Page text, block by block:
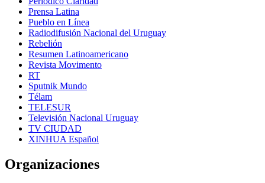
Prensa Latina
Pueblo en Línea
Radiodifusión Nacional del Uruguay
Rebelión
Resumen Latinoamericano
Revista Movimento
RT
Sputnik Mundo
Télam
TELESUR
Televisión Nacional Uruguay
TV CIUDAD
XINHUA Español
Organizaciones